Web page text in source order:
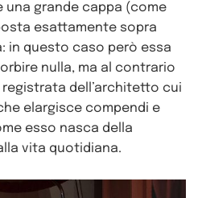
grande cappa (come
esattamente sopra
in questo caso però essa
nulla, ma al contrario
dell’architetto cui
elargisce compendi e
esso nasca della
vita quotidiana.